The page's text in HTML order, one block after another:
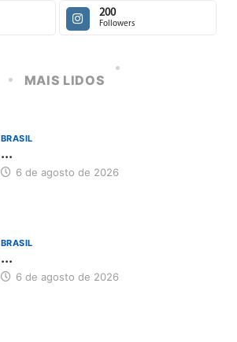
200
Followers
MAIS LIDOS
BRASIL
...
6 de agosto de 2026
BRASIL
...
6 de agosto de 2026